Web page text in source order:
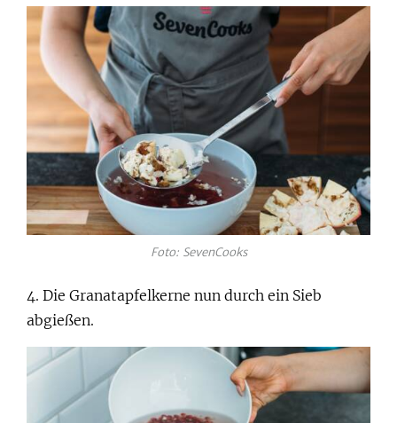
Foto: SevenCooks
4. Die Granatapfelkerne nun durch ein Sieb
abgießen.